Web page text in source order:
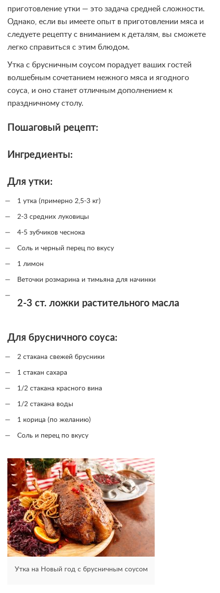
приготовление утки — это задача средней сложности.
Однако, если вы имеете опыт в приготовлении мяса и
следуете рецепту с вниманием к деталям, вы сможете
легко справиться с этим блюдом.
Утка с брусничным соусом порадует ваших гостей
волшебным сочетанием нежного мяса и ягодного
соуса, и оно станет отличным дополнением к
праздничному столу.
Пошаговый рецепт:
Ингредиенты:
Для утки:
1 утка (примерно 2,5-3 кг)
2-3 средних луковицы
4-5 зубчиков чеснока
Соль и черный перец по вкусу
1 лимон
Веточки розмарина и тимьяна для начинки
2-3 ст. ложки растительного масла
Для брусничного соуса:
2 стакана свежей брусники
1 стакан сахара
1/2 стакана красного вина
1/2 стакана воды
1 корица (по желанию)
Соль и перец по вкусу
Утка на Новый год с брусничным соусом